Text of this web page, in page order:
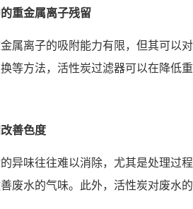
重金属离子残留
属离子的吸附能力有限，但其可以
等方法，活性炭过滤器可以在降低
善色度
异味往往难以消除，尤其是处理过
废水的气味。此外，活性炭对废水